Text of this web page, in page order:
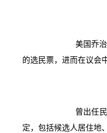
美国乔
的选民票，进而在议会
曾出任
定，包括候选人居住地